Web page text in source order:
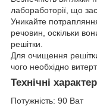
лабоработорії, що
Уникайте
речовин, оскільки
решітки.
Для очищення
чого необхідно
Технічні
Потужність: 90 Ват